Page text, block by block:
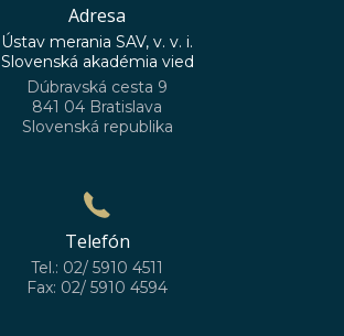
Adresa
Ústav merania SAV, v. v. i.
Slovenská akadémia vied
Dúbravská cesta 9
841 04 Bratislava
Slovenská republika
Telefón
Tel.: 02/ 5910 4511
Fax: 02/ 5910 4594